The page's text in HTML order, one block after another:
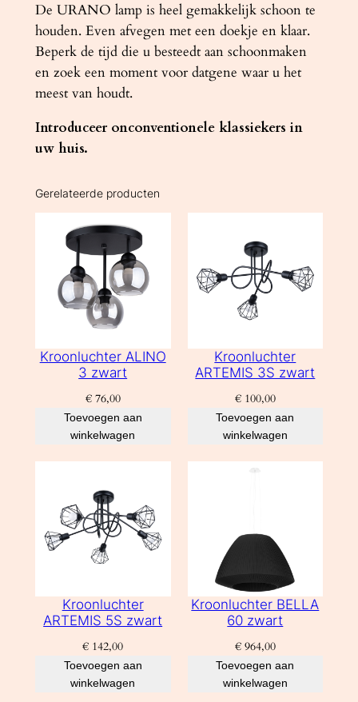
De URANO lamp is heel gemakkelijk schoon te
houden. Even afvegen met een doekje en klaar.
Beperk de tijd die u besteedt aan schoonmaken
en zoek een moment voor datgene waar u het
meest van houdt.
Introduceer onconventionele klassiekers in
uw huis.
Gerelateerde producten
Kroonluchter ALINO
3 zwart
€76,00
Toevoegen aan
winkelwagen
Kroonluchter
ARTEMIS 3S zwart
€100,00
Toevoegen aan
winkelwagen
Kroonluchter
ARTEMIS 5S zwart
€ 142,00
Toevoegen aan
winkelwagen
Kroonluchter BELLA
60 zwart
€964,00
Toevoegen aan
winkelwagen